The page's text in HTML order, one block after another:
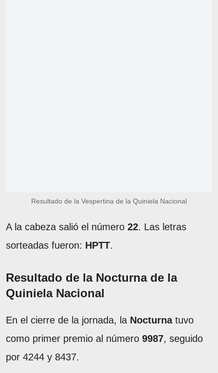
Resultado de la Vespertina de la Quiniela Nacional
A la cabeza salió el número 22. Las letras
sorteadas fueron: HPTT.
Resultado de la Nocturna de la
Quiniela Nacional
En el cierre de la jornada, la Nocturnatuvo
como primer premio al número 9987, seguido
por 4244 y 8437.